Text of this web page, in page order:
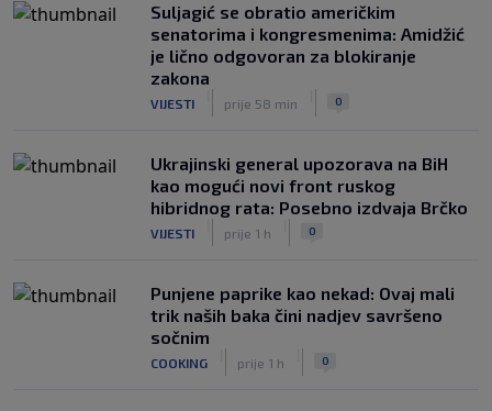
Suljagić se obratio američkim
senatorima i kongresmenima: Amidžić
je lično odgovoran za blokiranje
zakona
VIJESTI prije 58 min 0
Ukrajinski general upozorava na BiH
kao mogući novi front ruskog
hibridnog rata: Posebno izdvaja Brčko
VIJESTI prije 1 h 0
Punjene paprike kao nekad: Ovaj mali
trik naših baka čini nadjev savršeno
sočnim
COOKING prije 1 h 0